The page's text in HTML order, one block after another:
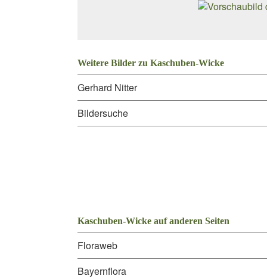
Weitere Bilder zu Kaschuben-Wicke
Gerhard Nitter
Bildersuche
Kaschuben-Wicke auf anderen Seiten
Floraweb
Bayernflora